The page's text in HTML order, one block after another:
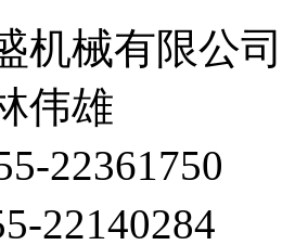
机械有限公司
伟雄
22361750
22140284